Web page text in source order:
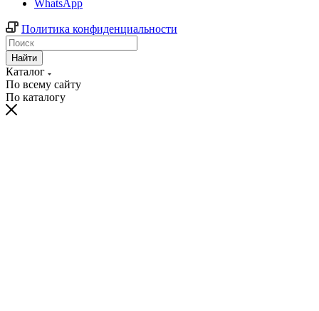
WhatsApp
Политика конфиденциальности
Найти
Каталог
По всему сайту
По каталогу